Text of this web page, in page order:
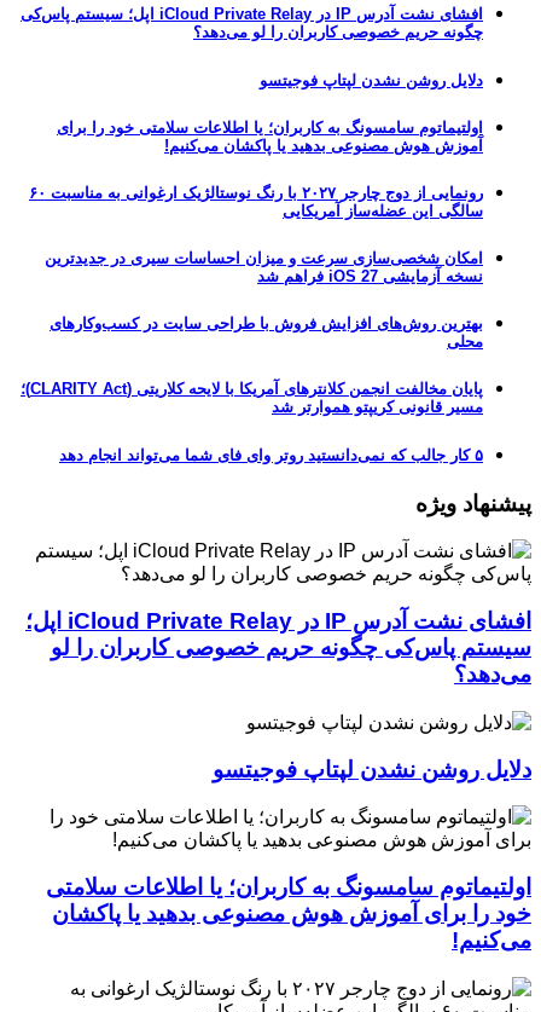
افشای نشت آدرس IP در iCloud Private Relay اپل؛ سیستم پاس‌کی
چگونه حریم خصوصی کاربران را لو می‌دهد؟
دلایل روشن نشدن لپتاپ فوجیتسو
اولتیماتوم سامسونگ به کاربران؛ یا اطلاعات سلامتی خود را برای
آموزش هوش مصنوعی بدهید یا پاکشان می‌کنیم!
رونمایی از دوج چارجر ۲۰۲۷ با رنگ نوستالژیک ارغوانی به مناسبت ۶۰
سالگی این عضله‌ساز آمریکایی
امکان شخصی‌سازی سرعت و میزان احساسات سیری در جدیدترین
نسخه آزمایشی iOS 27 فراهم شد
بهترین روش‌های افزایش فروش با طراحی سایت در کسب‌وکارهای
محلی
پایان مخالفت انجمن کلانترهای آمریکا با لایحه کلاریتی (CLARITY Act)؛
مسیر قانونی کریپتو هموارتر شد
۵ کار جالب که نمی‌دانستید روتر وای فای شما می‌تواند انجام دهد
پیشنهاد ویژه
افشای نشت آدرس IP در iCloud Private Relay اپل؛
سیستم پاس‌کی چگونه حریم خصوصی کاربران را لو
می‌دهد؟
دلایل روشن نشدن لپتاپ فوجیتسو
اولتیماتوم سامسونگ به کاربران؛ یا اطلاعات سلامتی
خود را برای آموزش هوش مصنوعی بدهید یا پاکشان
می‌کنیم!